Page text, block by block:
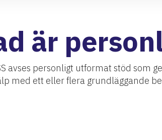
är
avses personligt utformat stöd som
med ett eller flera grundläggande